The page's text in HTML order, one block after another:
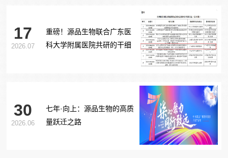
17
2026.07
重磅！源品生物联合广东医
科大学附属医院共研的干细
30
2026.06
七年·向上：源品生物的高质
量跃迁之路